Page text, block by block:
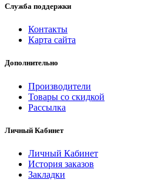
Служба поддержки
Контакты
Карта сайта
Дополнительно
Производители
Товары со скидкой
Рассылка
Личный Кабинет
Личный Кабинет
История заказов
Закладки